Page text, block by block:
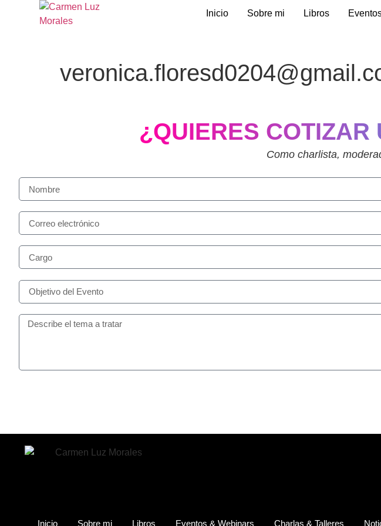
Inicio Sobre mi Libros
¿QUIERES
Como charlista,
Inicio Sobre mi Libros Eventos & Webinars Charlas & Talleres